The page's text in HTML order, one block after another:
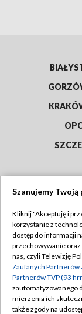
Abonament
Emisja w TVP
Centrum
Naziemna
Szanujemy
Kliknij "Akceptuję i
korzystanie z
dostęp do informacji
przechowywanie
nas, czyli Telewizję
Zaufanych Partnerów
Partnerów TVP (93
zautomatyzowanego
mierzenia ich
także zgody na